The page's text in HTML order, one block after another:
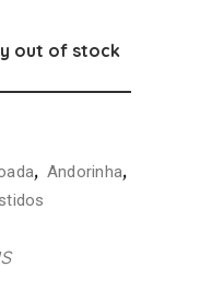
out of stock
, Andorinha,